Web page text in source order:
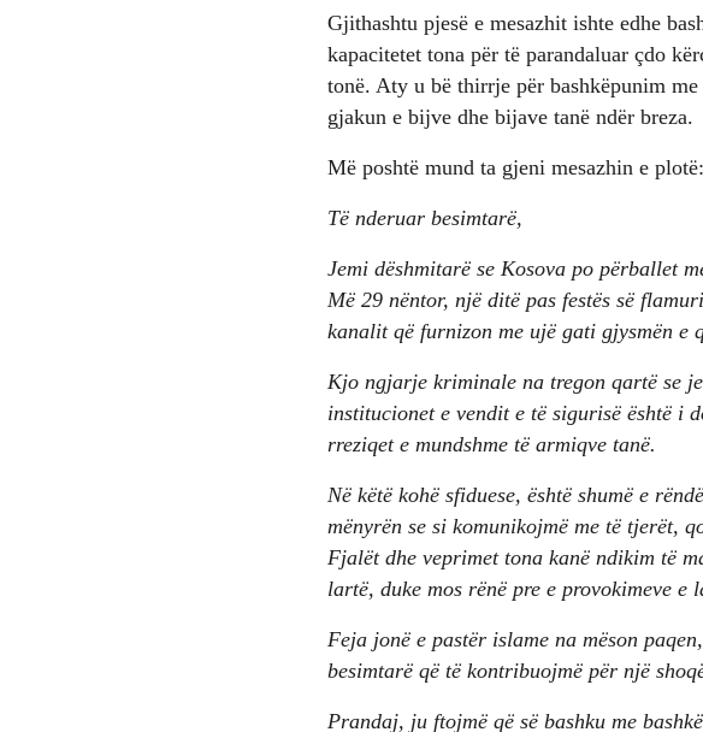
Gjithashtu pjesë e mesazhit ishte edhe
kapacitetet tona për të parandaluar çdo
tonë. Aty u bë thirrje për bashkëpunim
gjakun e bijve dhe bijave tanë ndër breza.
Më poshtë mund ta gjeni mesazhin e plotë:
Të nderuar besimtarë,
Jemi dëshmitarë se Kosova po përballet
Më 29 nëntor, një ditë pas festës së
kanalit që furnizon me ujë gati gjysmën e
Kjo ngjarje kriminale na tregon qartë se
institucionet e vendit e të sigurisë është i
rreziqet e mundshme të armiqve tanë.
Në këtë kohë sfiduese, është shumë e
mënyrën se si komunikojmë me të tjerët,
Fjalët dhe veprimet tona kanë ndikim të
lartë, duke mos rënë pre e provokimeve e
Feja jonë e pastër islame na mëson
besimtarë që të kontribuojmë për një
Prandaj, ju ftojmë që së bashku me